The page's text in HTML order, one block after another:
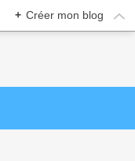
+ Créer mon blog